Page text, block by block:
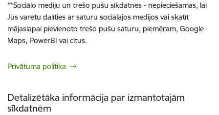
**Sociālo mediju un trešo pušu sīkdatnes - nepieciešamas, lai
Jūs varētu dalīties ar saturu sociālajos medijos vai skatīt
mājaslapai pievienoto trešo pušu saturu, piemēram, Google
Maps, PowerBI vai citus.
Privātuma politika
Detalizētāka informācija par izmantotajām
sīkdatnēm